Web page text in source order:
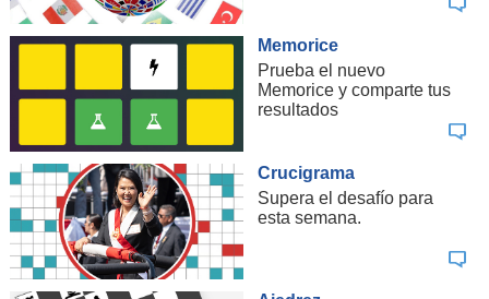
Memorice
Prueba el nuevo
Memorice y comparte tus
resultados
Crucigrama
Supera el desafío para
esta semana.